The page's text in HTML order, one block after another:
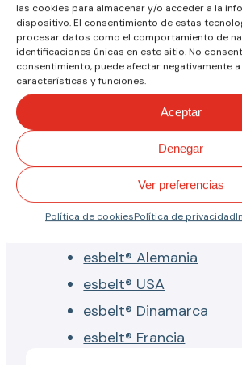
las cookies para almacenar y/o acceder a la
dispositivo. El consentimiento de estas
procesar datos como el comportamiento de
identificaciones únicas en este sitio. No
consentimiento, puede afectar negativamente
características y funciones.
Aceptar
Denegar
Ver preferencias
Política de cookiesPolítica de privacidad
Bandas transportadoras
Accesorios
Correas termosoldables
Correas de transmisión
Maquinaria para bandas
Servicios de nuestro taller
Catálogo de productos
Acerca de esbelt®
esbelt® Alemania
esbelt® USA
esbelt® Dinamarca
esbelt® Francia